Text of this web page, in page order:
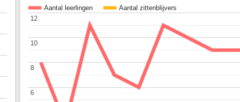
Aantal leerlingen Aantal zittenblijvers
6
6
8
8
10
10
12
12